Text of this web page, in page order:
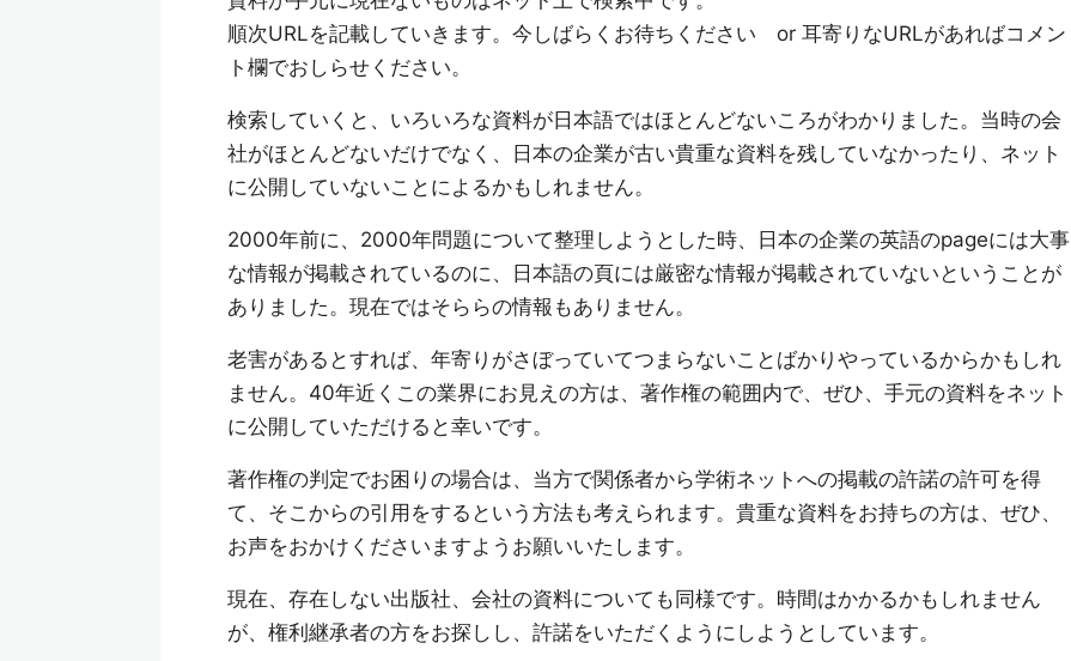
順次URLを記載していきます。今しばらくお待ちください or 耳寄りなURLがあればコメン
ト欄でおしらせください。
検索していくと、いろいろな資料が日本語ではほとんどないころがわかりました。当時の会
社がほとんどないだけでなく、日本の企業が古い貴重な資料を残していなかったり、ネット
に公開していないことによるかもしれません。
2000年前に、2000年問題について整理しようとした時、日本の企業の英語のpageには大事
な情報が掲載されているのに、日本語の頁には厳密な情報が掲載されていないということが
ありました。現在ではそららの情報もありません。
老害があるとすれば、年寄りがさぼっていてつまらないことばかりやっているからかもしれ
ません。40年近くこの業界にお見えの方は、著作権の範囲内で、ぜひ、手元の資料をネット
に公開していただけると幸いです。
著作権の判定でお困りの場合は、当方で関係者から学術ネットへの掲載の許諾の許可を得
て、そこからの引用をするという方法も考えられます。貴重な資料をお持ちの方は、ぜひ、
お声をおかけくださいますようお願いいたします。
現在、存在しない出版社、会社の資料についても同様です。時間はかかるかもしれません
が、権利継承者の方をお探しし、許諾をいただくようにしようとしています。